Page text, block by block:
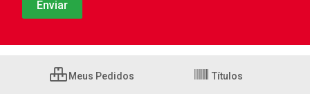
Meus Pedidos Títulos